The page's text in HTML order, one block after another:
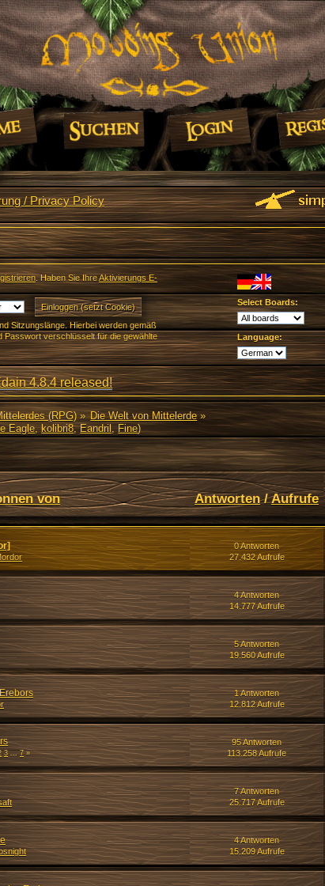
/ Privacy Policy
. Haben Sie IhreAktivierungs E-
Sitzungslänge. Hierbei werden gemäß
Passwort verschlüsselt für die gewählte
Select Boards:
Language:
4.8.4 released!
(RPG)» Die Welt von Mittelerde»
Eagle,kolibri8,Eandril , Fine)
von Antworten/Aufrufe
0 Antworten
27.432 Aufrufe
4 Antworten
14.777 Aufrufe
5 Antworten
19.560 Aufrufe
1 Antworten
12.812 Aufrufe
3 ...7»
95 Antworten
113.258 Aufrufe
7 Antworten
25.717 Aufrufe
4 Antworten
15.209 Aufrufe